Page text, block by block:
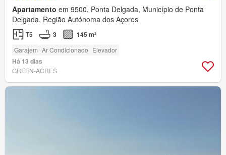
Apartamento em 9500, Ponta Delgada, Município de Ponta
Delgada, Região Autónoma dos Açores
T5 3 145 m²
Garajem Ar Condicionado Elevador
Há 13 dias
GREEN-ACRES